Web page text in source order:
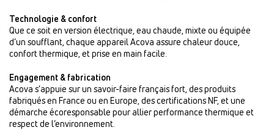
Technologie & confort
Que ce soit en version électrique, eau chaude, mixte ou équipée
d’un soufflant, chaque appareil Acova assure chaleur douce,
confort thermique, et prise en main facile.
Engagement & fabrication
Acova s’appuie sur un savoir-faire français fort, des produits
fabriqués en France ou en Europe, des certifications NF, et une
démarche écoresponsable pour allier performance thermique et
respect de l’environnement.